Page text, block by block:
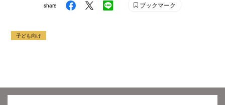
share ブックマーク
子ども向け